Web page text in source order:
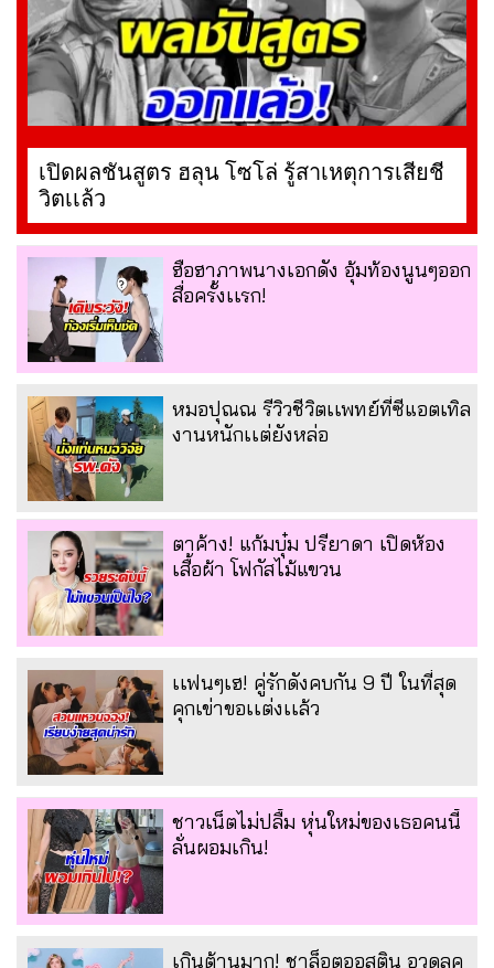
เปิดผลชันสูตร ฮลุน โซโล่ รู้สาเหตุการเสียชี
วิตเเล้ว
ฮือฮาภาพนางเอกดัง อุ้มท้องนูนๆออก
สื่อครั้งเเรก!
หมอปุณณ รีวิวชีวิตเเพทย์ที่ซีแอตเทิล
งานหนักเเต่ยังหล่อ
ตาค้าง! แก้มบุ๋ม ปรียาดา เปิดห้อง
เสื้อผ้า โฟกัสไม้แขวน
เเฟนๆเฮ! คู่รักดังคบกัน 9 ปี ในที่สุด
คุกเข่าขอเเต่งเเล้ว
ชาวเน็ตไม่ปลื้ม หุ่นใหม่ของเธอคนนี้
ลั่นผอมเกิน!
เกินต้านมาก! ชาล็อตออสติน อวดลุค